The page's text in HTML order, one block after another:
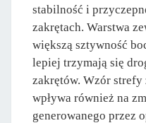
stabilność i
zakrętach. Warstwa
większą sztywność
lepiej trzymają się
zakrętów. Wzór
wpływa również na
generowanego przez